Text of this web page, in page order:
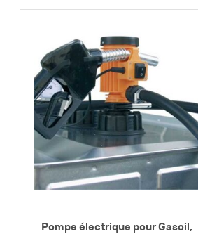
Pompe électrique pour Gasoil,